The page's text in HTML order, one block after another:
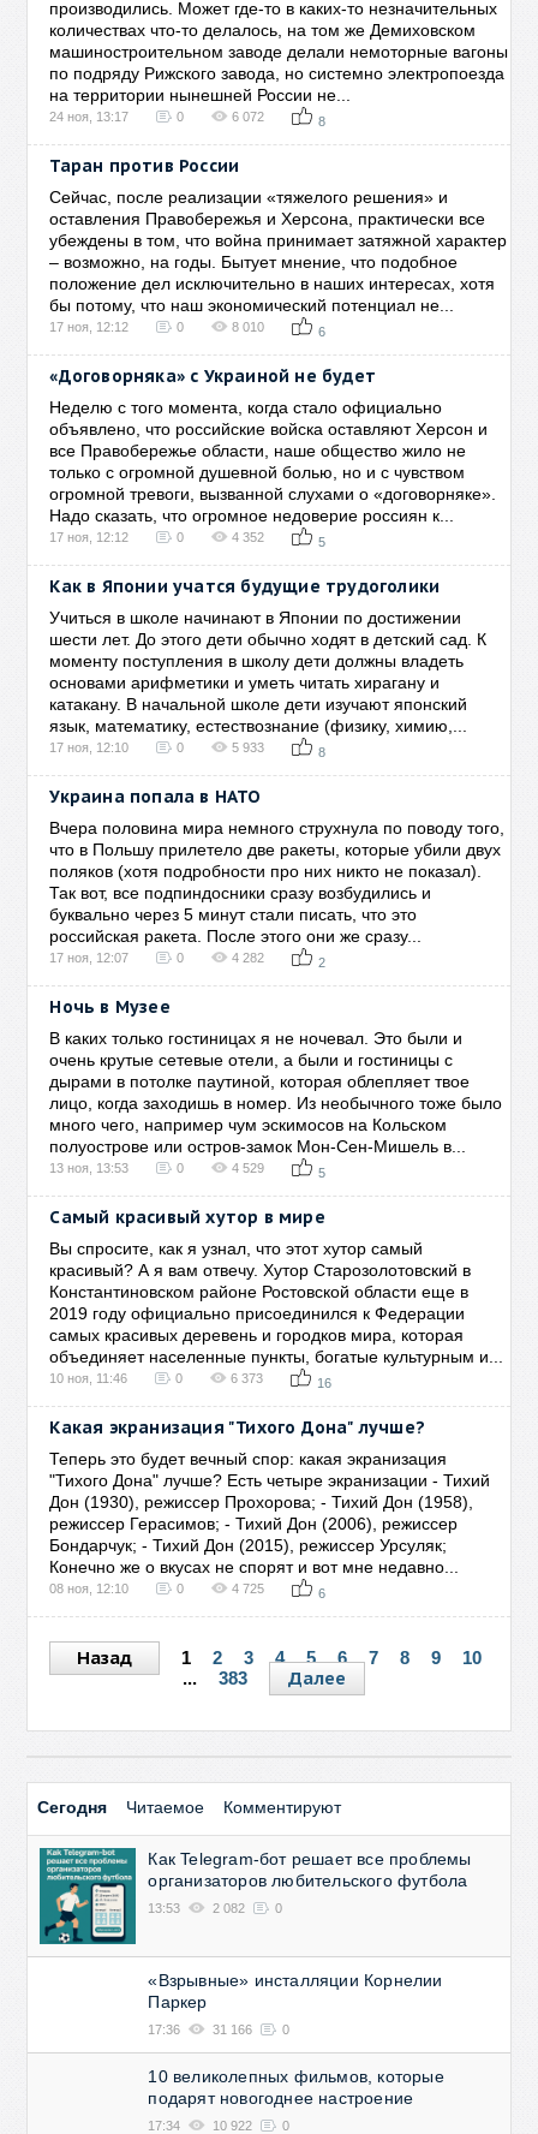
производились. Может где-то в каких-то незначительных
количествах что-то делалось, на том же Демиховском
машиностроительном заводе делали немоторные вагоны
по подряду Рижского завода, но системно электропоезда
на территории нынешней России не...
24 ноя, 13:17 0 6 072 8
Таран против России
Сейчас, после реализации «тяжелого решения» и
оставления Правобережья и Херсона, практически все
убеждены в том, что война принимает затяжной характер
– возможно, на годы. Бытует мнение, что подобное
положение дел исключительно в наших интересах, хотя
бы потому, что наш экономический потенциал не...
17 ноя, 12:12 0 8 010 6
«Договорняка» с Украиной не будет
Неделю с того момента, когда стало официально
объявлено, что российские войска оставляют Херсон и
все Правобережье области, наше общество жило не
только с огромной душевной болью, но и с чувством
огромной тревоги, вызванной слухами о «договорняке».
Надо сказать, что огромное недоверие россиян к...
17 ноя, 12:12 0 4 352 5
Как в Японии учатся будущие трудоголики
Учиться в школе начинают в Японии по достижении
шести лет. До этого дети обычно ходят в детский сад. К
моменту поступления в школу дети должны владеть
основами арифметики и уметь читать хирагану и
катакану. В начальной школе дети изучают японский
язык, математику, естествознание (физику, химию,...
17 ноя, 12:10 0 5 933 8
Украина попала в НАТО
Вчера половина мира немного струхнула по поводу того,
что в Польшу прилетело две ракеты, которые убили двух
поляков (хотя подробности про них никто не показал).
Так вот, все подпиндосники сразу возбудились и
буквально через 5 минут стали писать, что это
российская ракета. После этого они же сразу...
17 ноя, 12:07 0 4 282 2
Ночь в Музее
В каких только гостиницах я не ночевал. Это были и
очень крутые сетевые отели, а были и гостиницы с
дырами в потолке паутиной, которая облепляет твое
лицо, когда заходишь в номер. Из необычного тоже было
много чего, например чум эскимосов на Кольском
полуострове или остров-замок Мон-Сен-Мишель в...
13 ноя, 13:53 0 4 529 5
Самый красивый хутор в мире
Вы спросите, как я узнал, что этот хутор самый
красивый? А я вам отвечу. Хутор Старозолотовский в
Константиновском районе Ростовской области еще в
2019 году официально присоединился к Федерации
самых красивых деревень и городков мира, которая
объединяет населенные пункты, богатые культурным и...
10 ноя, 11:46 0 6 373 16
Какая экранизация "Тихого Дона" лучше?
Теперь это будет вечный спор: какая экранизация
"Тихого Дона" лучше? Есть четыре экранизации - Тихий
Дон (1930), режиссер Прохорова; - Тихий Дон (1958),
режиссер Герасимов; - Тихий Дон (2006), режиссер
Бондарчук; - Тихий Дон (2015), режиссер Урсуляк;
Конечно же о вкусах не спорят и вот мне недавно...
08 ноя, 12:10 0 4 725 6
Назад 1 2 3 4 5 6 7 8 9
10
...
383 Далее
Сегодня Читаемое Комментируют
Как Telegram-бот решает все проблемы
организаторов любительского футбола
13:53 2 082 0
«Взрывные» инсталляции Корнелии
Паркер
17:36 31 166 0
10 великолепных фильмов, которые
подарят новогоднее настроение
17:34 10 922 0